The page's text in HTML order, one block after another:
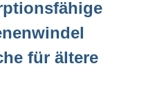
für ältere